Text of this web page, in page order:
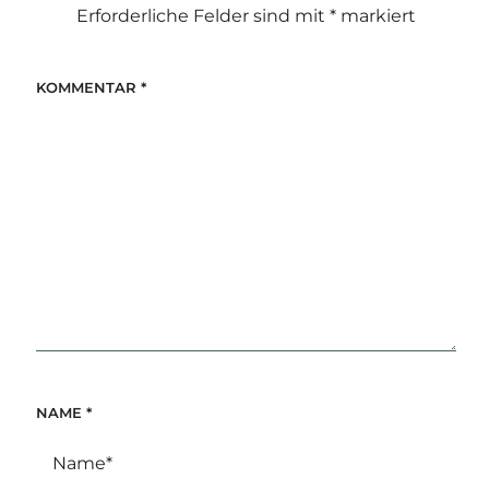
Erforderliche Felder sind mit *markiert
KOMMENTAR *
NAME *